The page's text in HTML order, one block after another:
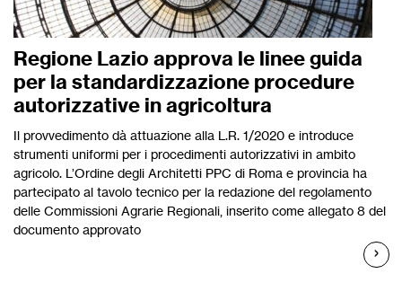
Regione Lazio approva le linee guida
per la standardizzazione procedure
autorizzative in agricoltura
Il provvedimento dà attuazione alla L.R. 1/2020 e introduce
strumenti uniformi per i procedimenti autorizzativi in ambito
agricolo. L’Ordine degli Architetti PPC di Roma e provincia ha
partecipato al tavolo tecnico per la redazione del regolamento
delle Commissioni Agrarie Regionali, inserito come allegato 8 del
documento approvato